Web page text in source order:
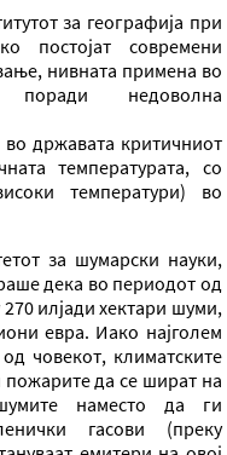
за географија при
современи
нивната примена во
недоволна
државата критичниот
температурата, со
температури) во
за шумарски науки,
дека во периодот од
илјади хектари шуми,
евра. Иако најголем
човекот, климатските
да се шират на
наместо да ги
гасови (преку